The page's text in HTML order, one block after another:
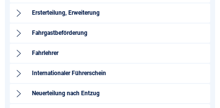
Ersterteilung, Erweiterung
Fahrgastbeförderung
Fahrlehrer
Internationaler Führerschein
Neuerteilung nach Entzug